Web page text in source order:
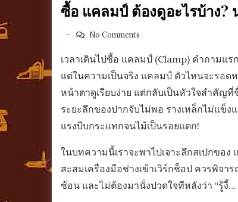
ซื้อ แคลมป์ ต้องดูอะไรบ้าง?
No Comments
เวลาเดินไปซื้อ แคลมป์ (Clamp) คำถามแ
แต่ในความเป็นจริง แคลมป์ ตัวไหนจะรอ
หน้าตาดูเรียบง่าย แต่กลับเป็นหัวใจสำคัญ
ระยะลึกของปากจับไม่พอ รางเหล็กไม่แข็ง
แรงบีบกระแทกจนไม้เป็นรอยแตก!
ในบทความนี้เราจะพาไปเจาะลึกสเปกขอ
สะสมเครื่องมือช่างเข้าเวิร์กช็อป ควรพิจา
ซ้อน และไม่ต้องมานั่งปวดใจทีหลังว่า “รู้งี้